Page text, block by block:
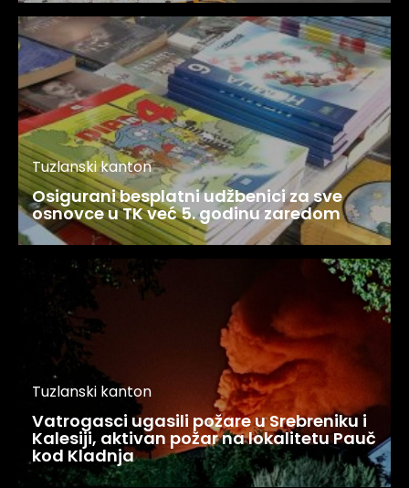
Tuzlanski kanton
Osigurani besplatni udžbenici za sve
osnovce u TK već 5. godinu zaredom
Tuzlanski kanton
Vatrogasci ugasili požare u Srebreniku i
Kalesiji, aktivan požar na lokalitetu Pauč
kod Kladnja